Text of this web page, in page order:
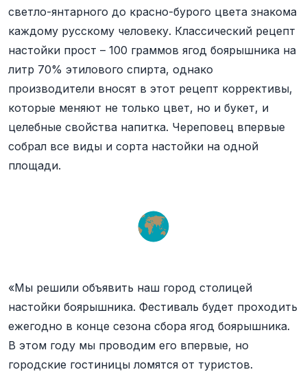
светло-янтарного до красно-бурого цвета знакома
каждому русскому человеку. Классический рецепт
настойки прост – 100 граммов ягод боярышника на
литр 70% этилового спирта, однако
производители вносят в этот рецепт коррективы,
которые меняют не только цвет, но и букет, и
целебные свойства напитка. Череповец впервые
собрал все виды и сорта настойки на одной
площади.
«Мы решили объявить наш город столицей
настойки боярышника. Фестиваль будет проходить
ежегодно в конце сезона сбора ягод боярышника.
В этом году мы проводим его впервые, но
городские гостиницы ломятся от туристов.